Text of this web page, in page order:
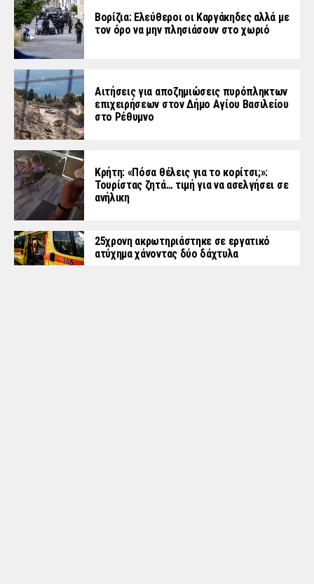
Βορίζια: Ελεύθεροι οι Καργάκηδες αλλά με
τον όρο να μην πλησιάσουν στο χωριό
Αιτήσεις για αποζημιώσεις πυρόπληκτων
επιχειρήσεων στον Δήμο Αγίου Βασιλείου
στο Ρέθυμνο
Κρήτη: «Πόσα θέλεις για το κορίτσι;»:
Τουρίστας ζητά… τιμή για να ασελγήσει σε
ανήλικη
25χρονη ακρωτηριάστηκε σε εργατικό
ατύχημα χάνοντας δύο δάχτυλα